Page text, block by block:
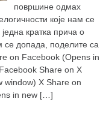
површине одмах
које нам се
кратка прича о
се допада, поделите са
on Facebook (Opens in
Share on X
window) X Share on
in new […]